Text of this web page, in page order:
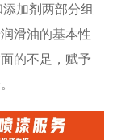
加剂两部分组
滑油的基本性
的不足，赋予